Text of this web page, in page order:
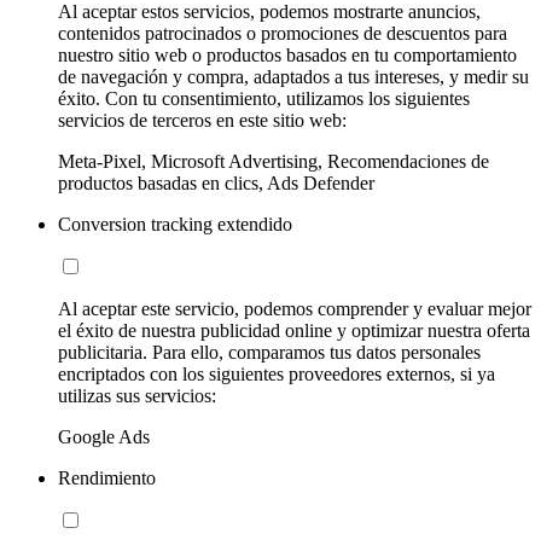
Al aceptar estos servicios, podemos mostrarte anuncios,
contenidos patrocinados o promociones de descuentos para
nuestro sitio web o productos basados en tu comportamiento
de navegación y compra, adaptados a tus intereses, y medir su
éxito. Con tu consentimiento, utilizamos los siguientes
servicios de terceros en este sitio web:
Meta-Pixel, Microsoft Advertising, Recomendaciones de
productos basadas en clics, Ads Defender
Conversion tracking extendido
Al aceptar este servicio, podemos comprender y evaluar mejor
el éxito de nuestra publicidad online y optimizar nuestra oferta
publicitaria. Para ello, comparamos tus datos personales
encriptados con los siguientes proveedores externos, si ya
utilizas sus servicios:
Google Ads
Rendimiento